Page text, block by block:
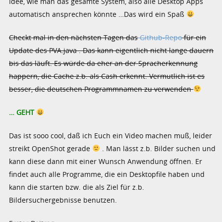
automatisch ansprechen könnte …Das wird ein Spaß
Checkt mal in den nächsten Tagen dasGithub-Repofür ein
Update des PVA.java . Das kann eigentlich nicht lange dauern
bis das läuft. Es würde da eher an der Spracherkennung
happern, die Cache z.b. als Cash erkennt. Vermutlich ist es
besser, die deutschen Programmnamen zu verwenden
… GEHT
Das ist sooo cool, daß ich Euch ein Video machen muß, leider
streikt OpenShot gerade
. Man lässt z.b. Bilder suchen und
kann diese dann mit einer Wunsch Anwendung öffnen. Er
findet auch alle Programme, die ein Desktopfile haben und
kann die starten bzw. die als Ziel für z.b.
Bildersuchergebnisse benutzen.